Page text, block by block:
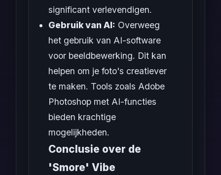
significant verlevendigen.
Gebruik van AI: Overweeg
het gebruik van AI-software
voor beeldbewerking. Dit kan
helpen om je foto's creatiever
te maken. Tools zoals Adobe
Photoshop met AI-functies
bieden krachtige
mogelijkheden.
Conclusie over de
'Smore' Vibe